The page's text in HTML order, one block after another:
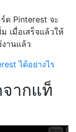
ด Pinterest จะ
เมื่อเสร็จแล้วให้
านแล้ว
ได้อย่างไร
จากแท็